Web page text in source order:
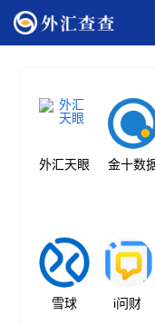
外汇天眼 金十数
雪球 i问财